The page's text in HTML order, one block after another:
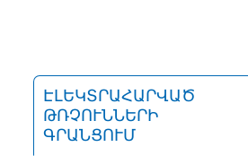
ԷԼԵԿՏՐԱՀԱՐՎԱԾ
ԹՌՉՈՒՆՆԵՐԻ
ԳՐԱՆՑՈՒՄ